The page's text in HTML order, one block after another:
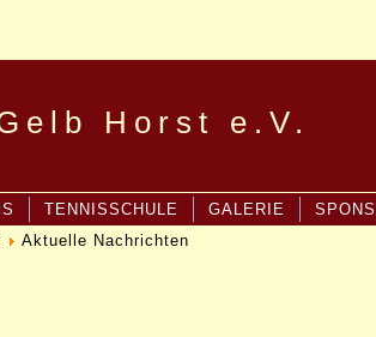
Horst e.V.
TENNISSCHULE GALERIE
Aktuelle Nachrichten